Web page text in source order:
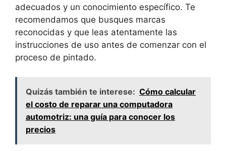
adecuados y un conocimiento específico. Te
recomendamos que busques marcas
reconocidas y que leas atentamente las
instrucciones de uso antes de comenzar con el
proceso de pintado.
Quizás también te interese: Cómo calcular
el costo de reparar una computadora
automotriz: una guía para conocer los
precios